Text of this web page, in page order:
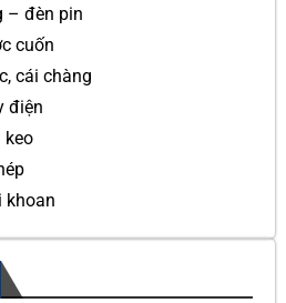
– đèn pin
cuốn
cái chàng
điện
keo
khoan